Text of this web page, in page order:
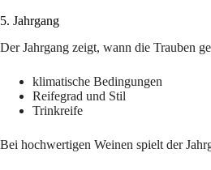
5. Jahrgang
Der Jahrgang zeigt, wann die Trauben
klimatische Bedingungen
Reifegrad und Stil
Trinkreife
Bei hochwertigen Weinen spielt der